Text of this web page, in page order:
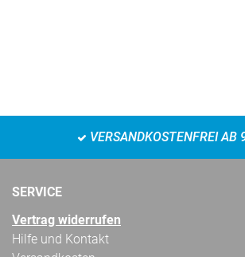
VERSANDKOSTENFREI AB
SERVICE
Vertrag widerrufen
Hilfe und Kontakt